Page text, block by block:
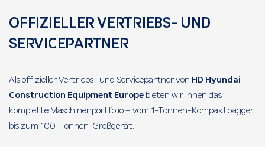
OFFIZIELLER VERTRIEBS- UND
SERVICEPARTNER
Als offizieller Vertriebs- und Servicepartner von HD Hyundai
Construction Equipment Europe bieten wir Ihnen das
komplette Maschinenportfolio – vom 1-Tonnen-Kompaktbagger
bis zum 100-Tonnen-Großgerät.